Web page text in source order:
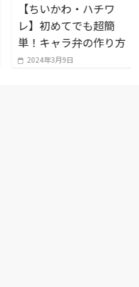
【ちいかわ・ハチワ
レ】初めてでも超簡
単！キャラ弁の作り方
2024年3月9日